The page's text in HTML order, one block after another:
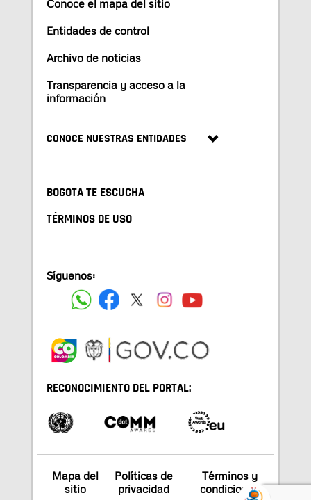
Conoce el mapa del sitio
Entidades de control
Archivo de noticias
Transparencia y acceso a la
información
CONOCE NUESTRAS ENTIDADES
BOGOTA TE ESCUCHA
TÉRMINOS DE USO
Síguenos:
RECONOCIMIENTO DEL PORTAL:
Mapa del
sitio
Políticas de
privacidad
Términos y
condiciones